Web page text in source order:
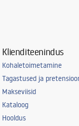
Klienditeenindus
Kohaletoimetamine
Tagastused ja
Makseviisid
Kataloog
Hooldus